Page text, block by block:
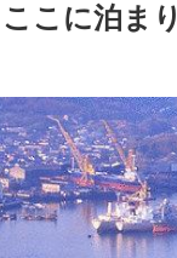
こに泊ま